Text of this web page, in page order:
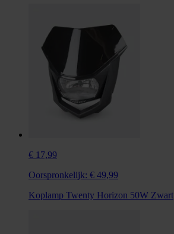
€ 17,99
Oorspronkelijk: € 49,99
Koplamp Twenty Horizon 50W Zwart